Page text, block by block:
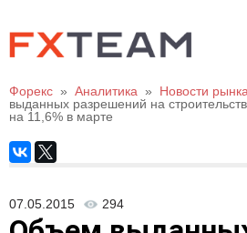
Форекс » Аналитика » Новости
выданных разрешений на
на 11,6% в марте
07.05.2015 294